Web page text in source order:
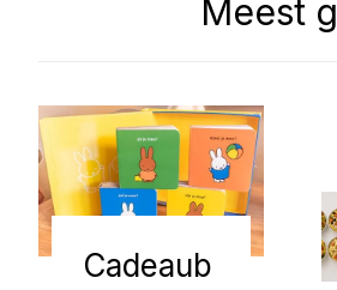
Meest
Cadeaub